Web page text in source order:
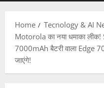
Home
Tecnology & AI
Motorola का नया धमाका
7000mAh बैटरी वाला Edge
जाएंगे!